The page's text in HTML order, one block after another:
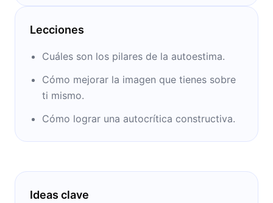
como: “Amores altamente peligrosos” (2008),
“Enamórate de ti” (2012), “Ya te dije adiós,
Lecciones
Cuáles son los pilares de la autoestima.
Cómo mejorar la imagen que tienes sobre
ti mismo.
Cómo lograr una autocrítica constructiva.
Ideas clave